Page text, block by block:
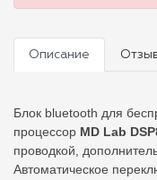
Описание
Блок bluetooth для
процессор MD Lab
проводкой,
Автоматическое